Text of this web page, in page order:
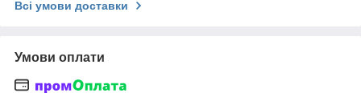
Всі умови доставки
Умови оплати